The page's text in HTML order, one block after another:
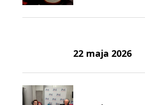
22 maja 2026